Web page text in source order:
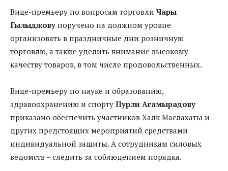
Вице-премьеру по вопросам торговли Чары
Гылыджову поручено на должном уровне
организовать в праздничные дни розничную
торговлю, а также уделить внимание высокому
качеству товаров, в том числе продовольственных.
Вице-премьеру по науке и образованию,
здравоохранению и спорту Пурли Агамырадову
приказано обеспечить участников Халк Маслахаты и
других предстоящих мероприятий средствами
индивидуальной защиты. А сотрудникам силовых
ведомств – следить за соблюдением порядка.